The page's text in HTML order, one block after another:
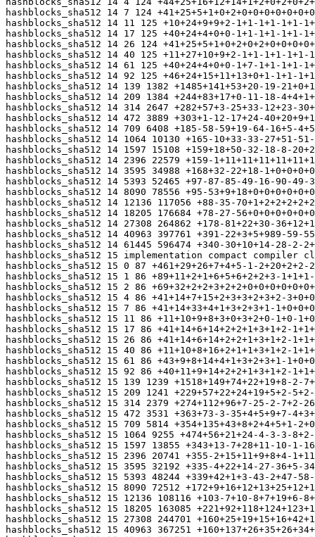
-11-18-4+4+1+1+1+1+1+1+1+1+1+0-1-1-1-1-1-1-1-1-1-1-1+677+73+18
hashblocks_sha512 14 314 2647 +282+57+3-25+33-12+23-30+22-30+22-30+22-30+22-30+22-30+22-30+22-30+22-30+22-30+22-30+22-30+22-30
hashblocks_sha512 14 472 3889 +303+1-12-17+24-40+20+9+12-17+16-17+16-17+16-17+16-17+16-17+16-17+16-17+16-17+16-17+16-17+16-17
hashblocks_sha512 14 709 6408 +185-58-59+19-64-16+5-4+5-4+5-4+5-4+5-4+5-4+5-4+5-4+5-4+5-4+5-4+5-4+5-4
hashblocks_sha512 14 1064 10130 +165-10+33-33-27+51-51-33+19+8-37+8+0+0+0+0+0+0+0+0+29+11+0+0+0+0+0+0+0+0+0+0
hashblocks_sha512 14 1597 15108 +159+18+50-32-18-8-20+20-22-20-21+26-42+27-14-3+22-42+27-13-4+26-42+27-14-3+22-42+27-13-4+26
hashblocks_sha512 14 2396 22579 +159-1+11+11+11+11+11+11+11+11+11+11+11+11+11+11-33+7-12-11-11-11-11-11-11-11-11-11-11-11-11-11
hashblocks_sha512 14 3595 34988 +168+32-22+18-1+0+0+0+0+0+0+0+0+0+0+0+0+0+0+0+0+0+0+0+0+0+0+0+0+0+0+0
hashblocks_sha512 14 5393 52465 +97-87-85-49-16-90-49-31-49-31-89-49-30-90-49-31-49-31+1115-133+19+90+63+106+113+49+89+113+49+89+113+89
hashblocks_sha512 14 8090 78556 +95-53+9+18+0+0+0+0+0+0+0+0+0+866-59-67+3+15-41+0+0+0+0+0+0+0+0+0+0+996-143-44
hashblocks_sha512 14 12136 117056 +88-35-70+1+2+2+2+2+2+2+2+2+2+2+2+0-1-1-1-1-1-1-1-1-1-1-1-1-1-1-1-1
hashblocks_sha512 14 18205 176684 +78-27-56+0+0+0+0+0+0+0+0+0+0+0+0+0-2+728-54+10+34+22+18+4+0+0+0+0+0+0+0+0
hashblocks_sha512 14 27308 264862 +178-81+22+30-36+12+12+12-12-12-12-12-12-12-12-12-12+788-31+36+28-30+12+12+12+886-273-244+30-16+12+12
hashblocks_sha512 14 40963 397761 +391-22+3+5+989-59-55+863-71+7+25+13-47-7-9-9-11-11-13-11-11+820-93+5+25+13+662-63+9+9+11-1
hashblocks_sha512 14 61445 596474 +340-30+10+14-28-2-2+1054-100+10-28-2+0-2+0-2-2-4+1173-66+868-44+12+34+20-38-2+0-2+0-2-4
hashblocks_sha512 15 implementation compact compiler clang -Wall -fPIC -fwrapv -Qunused-arguments -O2; Debian clang version 11.0.1-2; Target: x86_64-pc-linux-gnu; Thread model: posix; InstalledDir: /usr/bin
hashblocks_sha512 15 0 87 +461+29+26+7+4+5-1-